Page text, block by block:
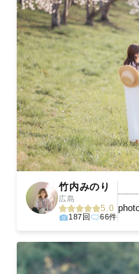
竹内みのり
広島
5.0
187回 66件